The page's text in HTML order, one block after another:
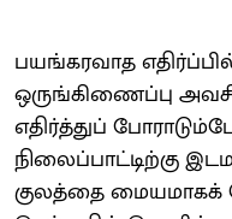
பயங்கரவாத
ஒருங்கிணைப்பு
எதிர்த்துப்
நிலைப்பாட்டிற்கு
குலத்தை